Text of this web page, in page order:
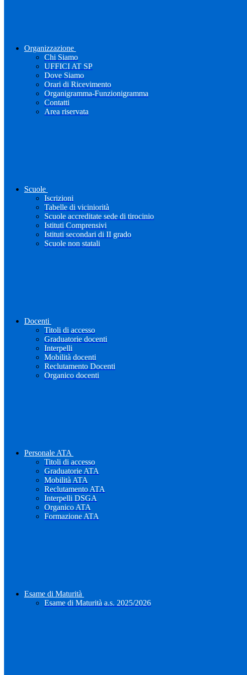
Organizzazione
Chi Siamo
UFFICI AT SP
Dove Siamo
Orari di Ricevimento
Organigramma-Funzionigramma
Contatti
Area riservata
Scuole
Iscrizioni
Tabelle di viciniorità
Scuole accreditate sede di tirocinio
Istituti Comprensivi
Istituti secondari di II grado
Scuole non statali
Docenti
Titoli di accesso
Graduatorie docenti
Interpelli
Mobilità docenti
Reclutamento Docenti
Organico docenti
Personale ATA
Titoli di accesso
Graduatorie ATA
Mobilità ATA
Reclutamento ATA
Interpelli DSGA
Organico ATA
Formazione ATA
Esame di Maturità
Esame di Maturità a.s. 2025/2026